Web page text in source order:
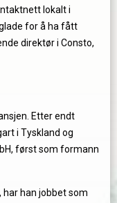
lokalt i
for å ha fått
direktør i Consto,
Etter endt
i Tyskland og
først som formann
har han jobbet som